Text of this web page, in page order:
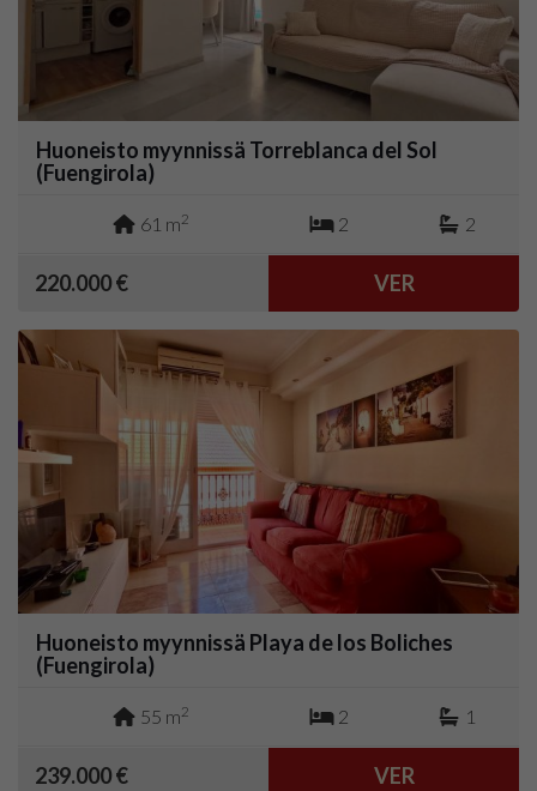
Huoneisto myynnissä Torreblanca del Sol
(Fuengirola)
61 m2 2 2
220.000 € VER
Huoneisto myynnissä Playa de los Boliches
(Fuengirola)
55 m2 2 1
239.000 € VER